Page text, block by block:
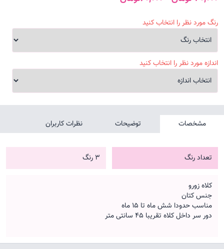
رنگ مورد نظر را انتخاب کنید
اندازه مورد نظر را انتخاب کنید
مشخصات توضیحات نظرات کاربران
تعداد رنگ 3 رنگ
کلاه زورو
جنس کتان
مناسب حدودا شش ماه تا 15 ماه
دور سر داخل کلاه تقریبا 45 سانتی متر